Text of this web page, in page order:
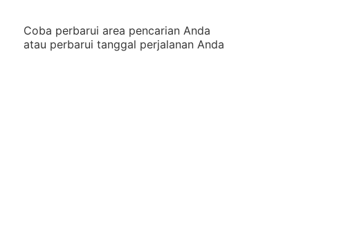
Coba perbarui area pencarian Anda
atau perbarui tanggal perjalanan Anda